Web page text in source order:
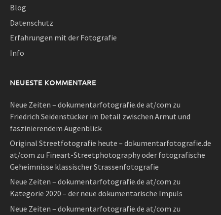
Blog
Datenschutz
Erfahrungen mit der Fotografie
Info
NEUESTE KOMMENTARE
Neue Zeiten – dokumentarfotografie.de at/com zu
Friedrich Seidenstücker im Detail zwischen Armut und
faszinierendem Augenblick
Original Streetfotografie heute – dokumentarfotografie.de
at/com zu Fineart-Streetphotography oder fotografische
Geheimnisse klassischer Strassenfotografie
Neue Zeiten – dokumentarfotografie.de at/com zu
Kategorie 2020 – der neue dokumentarische Impuls
Neue Zeiten – dokumentarfotografie.de at/com zu